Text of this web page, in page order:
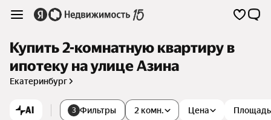
Купить 2-комнатную квартиру в
ипотеку на улице Азина
Екатеринбург
AI 3 Фильтры 2 комн. Цена Площадь